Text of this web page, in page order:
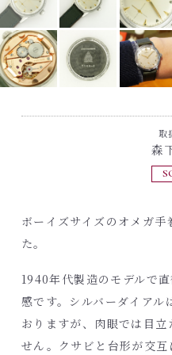
取
森
ボーイズサイズのオメガ
た。
1940年代製造のモデルで
感です。シルバーダイアル
おりますが、肉眼では目
せん。クサビと台形が交